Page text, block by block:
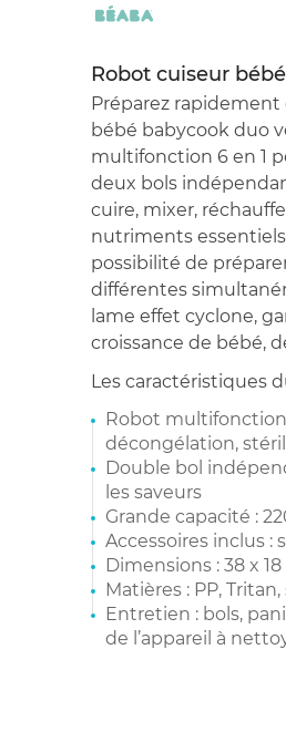
Robot cuiseur
Préparez rapidement
bébé babycook duo
multifonction 6 en 1
deux bols
cuire, mixer,
nutriments
possibilité de
différentes
lame effet cyclone,
croissance de bébé,
Les caractéristiques
Robot multifonction
décongélation,
Double bol
les saveurs
Grande capacité :
Accessoires inclus :
Dimensions : 38 x
Matières : PP,
Entretien : bols,
de l’appareil à